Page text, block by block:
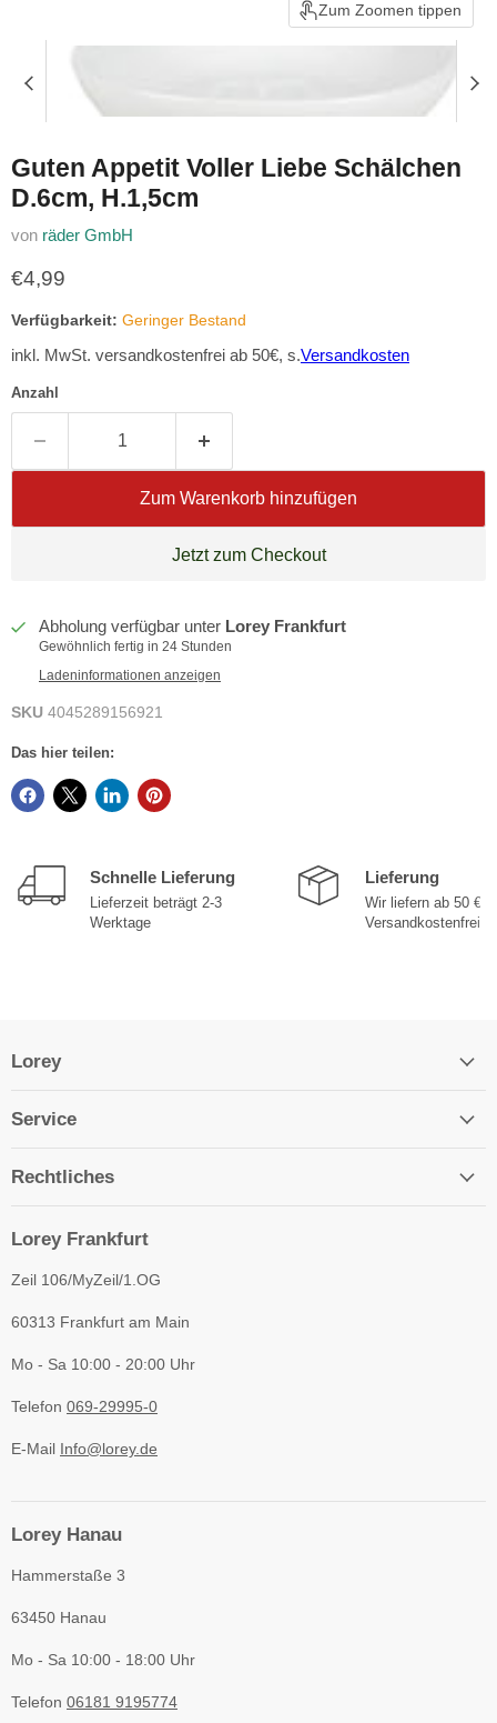
Zum Zoomen tippen
Guten Appetit Voller Liebe Schälchen
D.6cm, H.1,5cm
von räder GmbH
Aktueller Preis
€4,99
Verfügbarkeit: Geringer Bestand
inkl. MwSt. versandkostenfrei ab 50€, s.Versandkosten
Anzahl
Zum Warenkorb hinzufügen
Jetzt zum Checkout
Abholung verfügbar unter Lorey Frankfurt
Gewöhnlich fertig in 24 Stunden
Ladeninformationen anzeigen
SKU 4045289156921
Das hier teilen:
Schnelle Lieferung
Lieferzeit beträgt 2-3
Werktage
Lieferung
Wir liefern ab 50 €
Versandkostenfrei
Lorey
Service
Rechtliches
Lorey Frankfurt
Zeil 106/MyZeil/1.OG
60313 Frankfurt am Main
Mo - Sa 10:00 - 20:00 Uhr
Telefon 069-29995-0
E-Mail Info@lorey.de
Lorey Hanau
Hammerstaße 3
63450 Hanau
Mo - Sa 10:00 - 18:00 Uhr
Telefon 06181 9195774